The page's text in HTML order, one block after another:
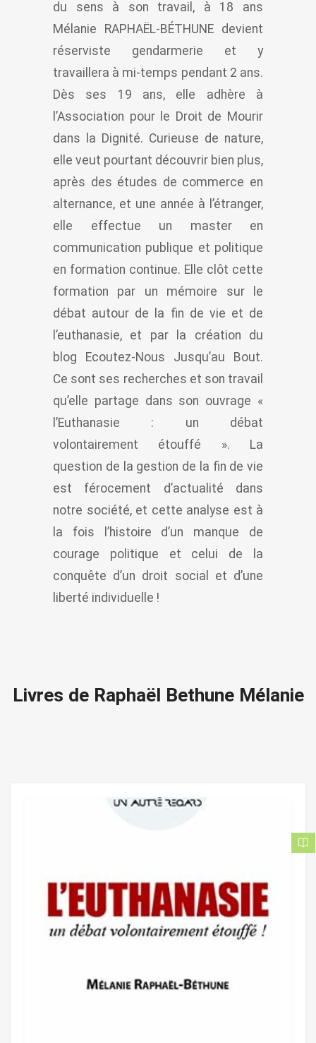
du sens à son travail, à 18 ans
Mélanie RAPHAËL-BÉTHUNE devient
réserviste gendarmerie et y
travaillera à mi-temps pendant 2 ans.
Dès ses 19 ans, elle adhère à
l’Association pour le Droit de Mourir
dans la Dignité. Curieuse de nature,
elle veut pourtant découvrir bien plus,
après des études de commerce en
alternance, et une année à l’étranger,
elle effectue un master en
communication publique et politique
en formation continue. Elle clôt cette
formation par un mémoire sur le
débat autour de la fin de vie et de
l’euthanasie, et par la création du
blog Ecoutez-Nous Jusqu’au Bout.
Ce sont ses recherches et son travail
qu’elle partage dans son ouvrage «
l’Euthanasie : un débat
volontairement étouffé ». La
question de la gestion de la fin de vie
est férocement d’actualité dans
notre société, et cette analyse est à
la fois l’histoire d’un manque de
courage politique et celui de la
conquête d’un droit social et d’une
liberté individuelle !
Livres de Raphaël Bethune Mélanie